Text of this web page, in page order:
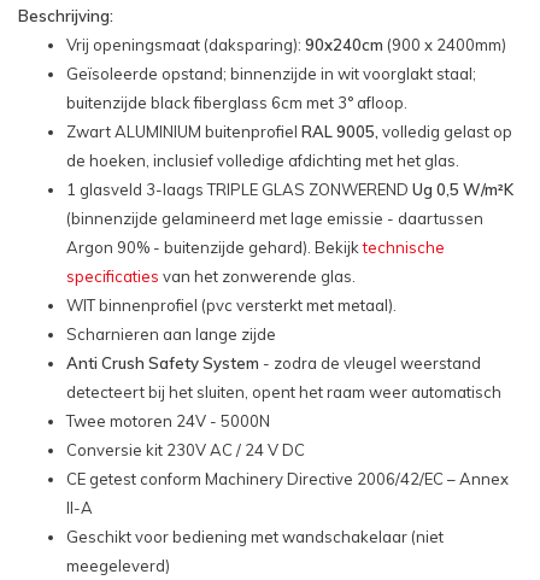
Beschrijving:
Vrij openingsmaat (daksparing): 90x240cm (900 x 2400mm)
Geïsoleerde opstand; binnenzijde in wit voorglakt staal;
buitenzijde black fiberglass 6cm met 3° afloop.
Zwart ALUMINIUM buitenprofiel RAL 9005, volledig gelast op
de hoeken, inclusief volledige afdichting met het glas.
1 glasveld 3-laags TRIPLE GLAS ZONWEREND Ug 0,5 W/m²K
(binnenzijde gelamineerd met lage emissie - daartussen
Argon 90% - buitenzijde gehard). Bekijktechnische
specificaties van het zonwerende glas.
WIT binnenprofiel (pvc versterkt met metaal).
Scharnieren aan lange zijde
Anti Crush Safety System - zodra de vleugel weerstand
detecteert bij het sluiten, opent het raam weer automatisch
Twee motoren 24V - 5000N
Conversie kit 230V AC / 24 V DC
CE getest conform Machinery Directive 2006/42/EC – Annex
II-A
Geschikt voor bediening met wandschakelaar (niet
meegeleverd)